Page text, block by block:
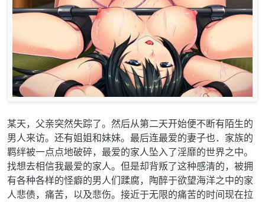
某天，父亲突然失踪了。然后从第二天开始便不断有陌生的
男人来访。还有姐姐和妹妹。最后连最爱的妻子也．家族的
羁绊被一点点地破碎，最爱的家人坠入了淫靡的世界之中。
找想去相信我最爱的家人。但是却背叛了这种感清的，被拥
有各种各样的怪癖的男人们蹂腐，陶醉于欲望海洋之中的家
人悲债，痛苦，以及悲伤。接近于无限的痛苦的时间现在拉